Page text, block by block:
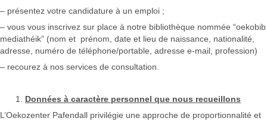
– présentez votre candidature à un emploi ;
– vous vous inscrivez sur place à notre bibliothèque nommée “oekobib
mediathéik” (nom et prénom, date et lieu de naissance, nationalité,
adresse, numéro de téléphone/portable, adresse e-mail, profession)
– recourez à nos services de consultation.
Données à caractère personnel que nous recueillons
L’Oekozenter Pafendall privilégie une approche de proportionnalité et